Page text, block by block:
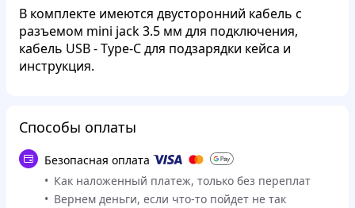
В комплекте имеются двусторонний кабель с
разъемом mini jack 3.5 мм для подключения,
кабель USB - Type-C для подзарядки кейса и
инструкция.
Способы оплаты
Безопасная оплата
Как наложенный платеж, только без переплат
Вернем деньги, если что-то пойдет не так